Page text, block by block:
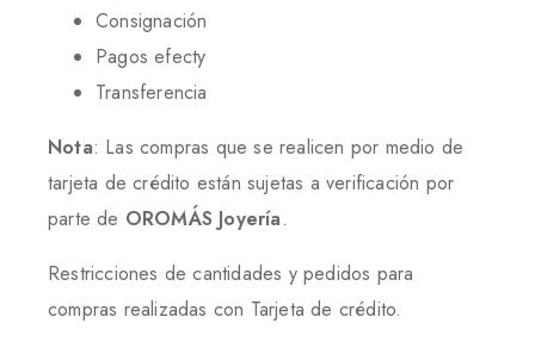
Consignación
Pagos efecty
Transferencia
Nota: Las compras que se realicen por medio de
tarjeta de crédito están sujetas a verificación por
parte de OROMÁS Joyería.
Restricciones de cantidades y pedidos para
compras realizadas con Tarjeta de crédito.